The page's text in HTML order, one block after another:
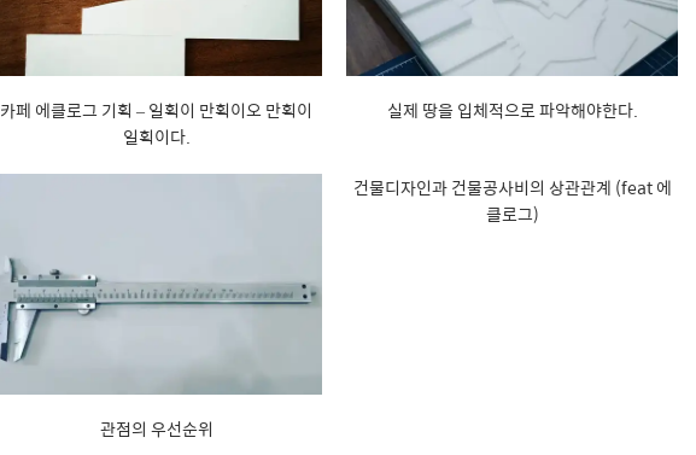
카페 에클로그 기획 – 일획이 만획이오 만획이
일획이다.
실제 땅을 입체적으로 파악해야한다.
관점의 우선순위
건물디자인과 건물공사비의 상관관계 (feat 에
클로그)